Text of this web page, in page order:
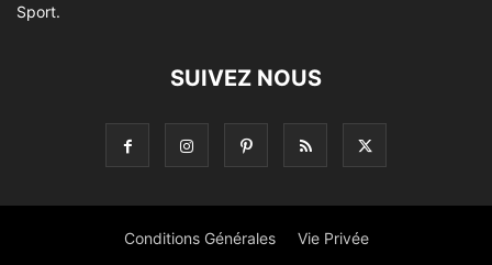
Sport.
SUIVEZ NOUS
Conditions Générales Vie Privée